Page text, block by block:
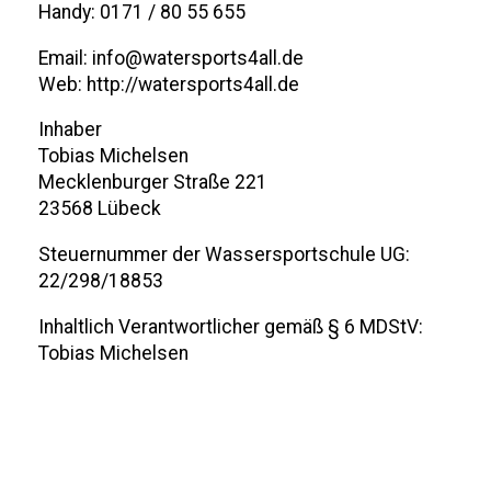
Handy: 0171 / 80 55 655
Email: info@watersports4all.de
Web: http://watersports4all.de
Inhaber
Tobias Michelsen
Mecklenburger Straße 221
23568 Lübeck
Steuernummer der Wassersportschule UG:
22/298/18853
Inhaltlich Verantwortlicher gemäß § 6 MDStV:
Tobias Michelsen